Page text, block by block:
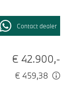
Contact dealer
€ 42.900,-
€ 459,38